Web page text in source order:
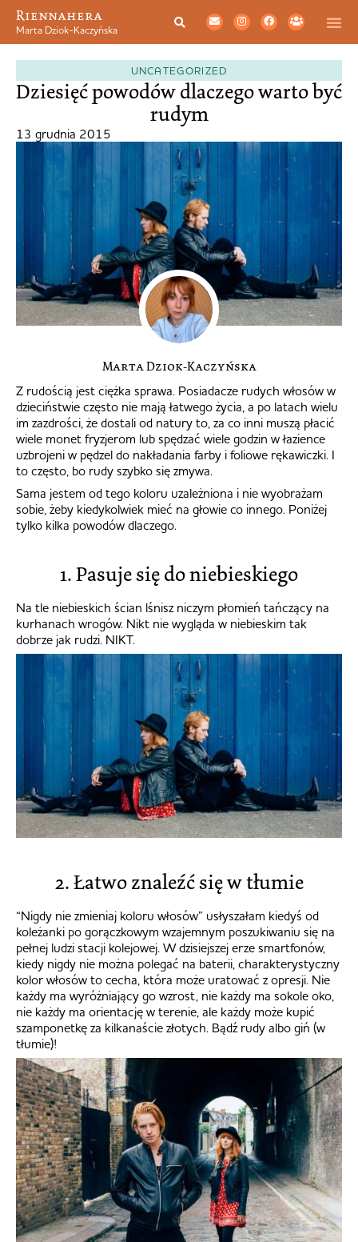
Riennahera
Marta Dziok-Kaczyńska
UNCATEGORIZED
Dziesięć powodów dlaczego warto być
rudym
13 grudnia 2015
Marta Dziok-Kaczyńska
Z rudością jest ciężka sprawa. Posiadacze rudych włosów w
dzieciństwie często nie mają łatwego życia, a po latach wielu
im zazdrości, że dostali od natury to, za co inni muszą płacić
wiele monet fryzjerom lub spędzać wiele godzin w łazience
uzbrojeni w pędzel do nakładania farby i foliowe rękawiczki. I
to często, bo rudy szybko się zmywa.
Sama jestem od tego koloru uzależniona i nie wyobrażam
sobie, żeby kiedykolwiek mieć na głowie co innego. Poniżej
tylko kilka powodów dlaczego.
1. Pasuje się do niebieskiego
Na tle niebieskich ścian lśnisz niczym płomień tańczący na
kurhanach wrogów. Nikt nie wygląda w niebieskim tak
dobrze jak rudzi. NIKT.
2. Łatwo znaleźć się w tłumie
“Nigdy nie zmieniaj koloru włosów” usłyszałam kiedyś od
koleżanki po gorączkowym wzajemnym poszukiwaniu się na
pełnej ludzi stacji kolejowej. W dzisiejszej erze smartfonów,
kiedy nigdy nie można polegać na baterii, charakterystyczny
kolor włosów to cecha, która może uratować z opresji. Nie
każdy ma wyróżniający go wzrost, nie każdy ma sokole oko,
nie każdy ma orientację w terenie, ale każdy może kupić
szamponetkę za kilkanaście złotych. Bądź rudy albo giń (w
tłumie)!